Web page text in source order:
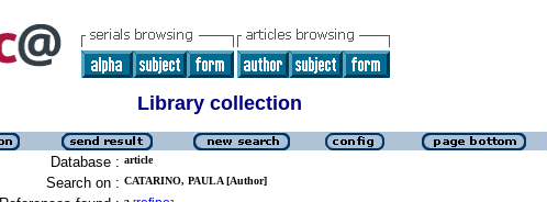
Library collection
Database : article
Search on : CATARINO, PAULA [Author]